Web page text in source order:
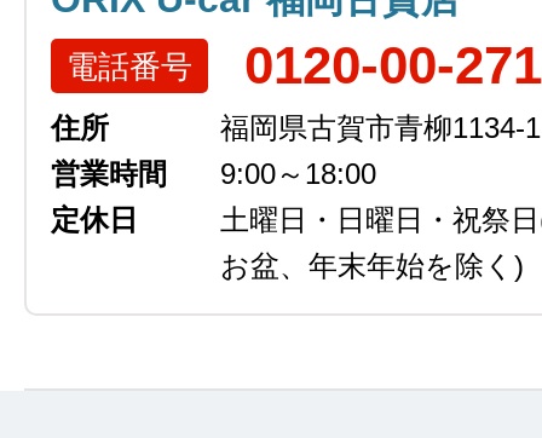
電話番号 0120-00-
住所
福岡県古賀市青柳1134-1
営業時間
9:00～18:00
定休日
土曜日・日曜日・祝祭日
お盆、年末年始を除く)